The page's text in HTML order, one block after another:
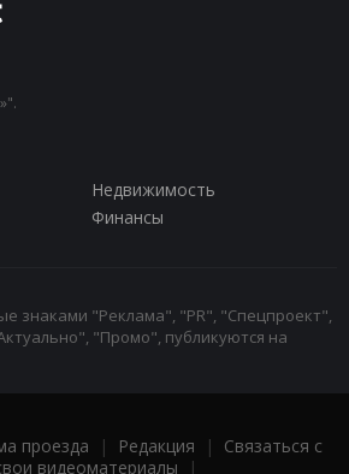
Недвижимость
Финансы
знаками "Реклама", "PR", "Спецпроект",
"Промо", публикуются на
проезда | Редакция | Связаться с
видеоматериалы |